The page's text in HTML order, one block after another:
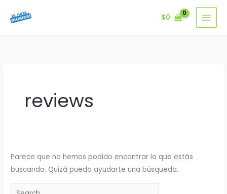
$0
reviews
Parece que no hemos podido encontrar lo que estás
buscando. Quizá pueda ayudarte una búsqueda.
Buscar